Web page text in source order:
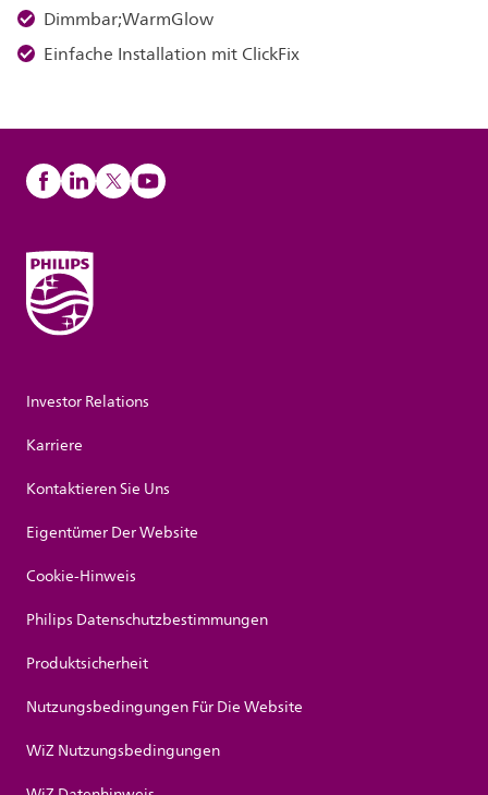
Dimmbar;WarmGlow
Einfache Installation mit ClickFix
Investor Relations
Karriere
Kontaktieren Sie Uns
Eigentümer Der Website
Cookie-Hinweis
Philips Datenschutzbestimmungen
Produktsicherheit
Nutzungsbedingungen Für Die Website
WiZ Nutzungsbedingungen